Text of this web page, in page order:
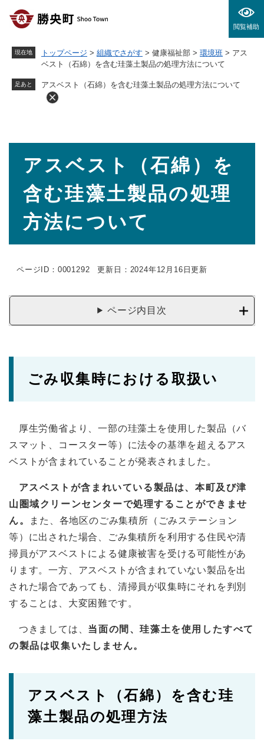
閲覧補助
現在地 トップページ > 組織でさがす > 健康福祉部 > 環境班 > アス
ベスト（石綿）を含む珪藻土製品の処理方法について
足あと アスベスト（石綿）を含む珪藻土製品の処理方法について
アスベスト（石綿）を
含む珪藻土製品の処理
方法について
ページID：0001292 更新日：2024年12月16日更新
ページ内目次
ごみ収集時における取扱い
厚生労働省より、一部の珪藻土を使用した製品（バ
スマット、コースター等）に法令の基準を超えるアス
ベストが含まれていることが発表されました。
アスベストが含まれいている製品は、本町及び津
山圏域クリーンセンターで処理することができませ
ん。
また、各地区のごみ集積所（ごみステーション
等）に出された場合、ごみ集積所を利用する住民や清
掃員がアスベストによる健康被害を受ける可能性があ
ります。一方、アスベストが含まれていない製品を出
された場合であっても、清掃員が収集時にそれを判別
することは、大変困難です。
つきましては、 当面の間、珪藻土を使用したすべて
の製品は収集いたしません。
アスベスト（石綿）を含む珪
藻土製品の処理方法